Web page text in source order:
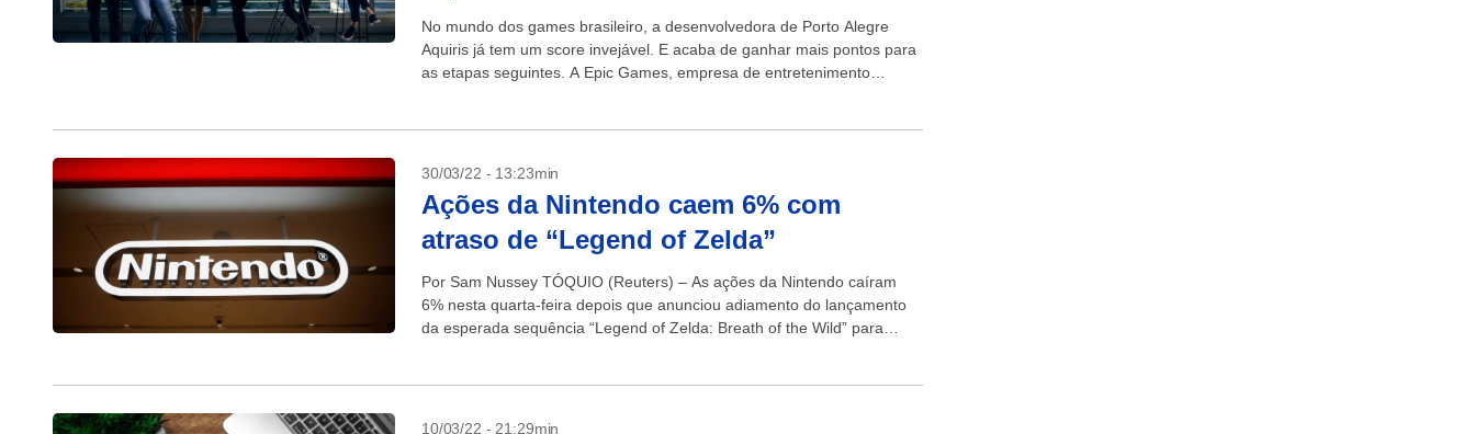
No mundo dos games brasileiro, a desenvolvedora de Porto Alegre
Aquiris já tem um score invejável. E acaba de ganhar mais pontos para
as etapas seguintes. A Epic Games, empresa de entretenimento
30/03/22 - 13:23min
Ações da Nintendo caem 6% com
atraso de “Legend of Zelda”
Por Sam Nussey TÓQUIO (Reuters) – As ações da Nintendo caíram
6% nesta quarta-feira depois que anunciou adiamento do lançamento
da esperada sequência “Legend of Zelda: Breath of the Wild” para
10/03/22 - 21:29min